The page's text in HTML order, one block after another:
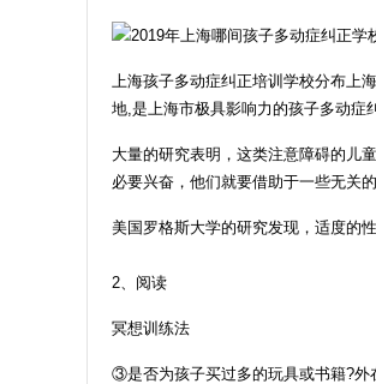
上海孩子多动症纠正培训学校分布
地,是上海市极具影响力的孩子多动症
大量的研究表明，这类注意障碍的儿
必要兴奋，他们就要借助于一些无关
美国罗格斯大学的研究发现，适度的
2、阅读
冥想训练法
③是否为孩子买过多的玩具或书籍?外